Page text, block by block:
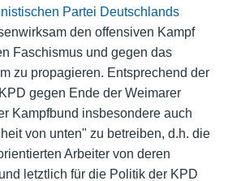
Partei Deutschlands
den offensiven Kampf
Faschismus und gegen das
zu propagieren. Entsprechend der
gegen Ende der Weimarer
Kampfbund insbesondere auch
von unten" zu betreiben, d.h. die
Arbeiter von deren
letztlich für die Politik der KPD